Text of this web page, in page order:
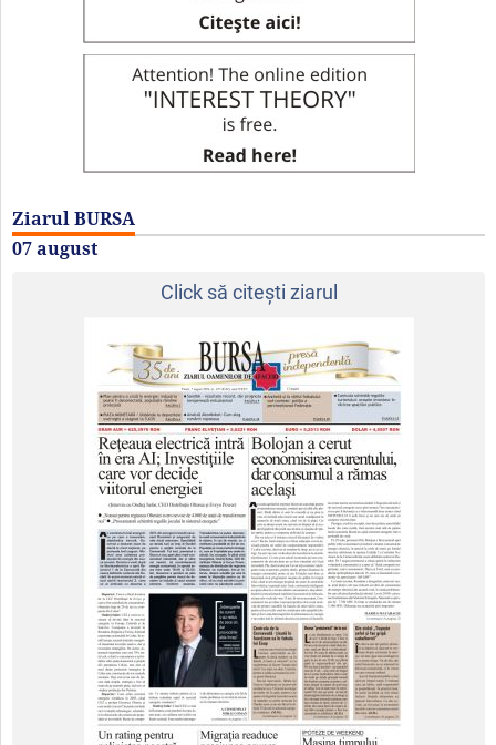
Ziarul BURSA
07 august
Click să citeşti ziarul